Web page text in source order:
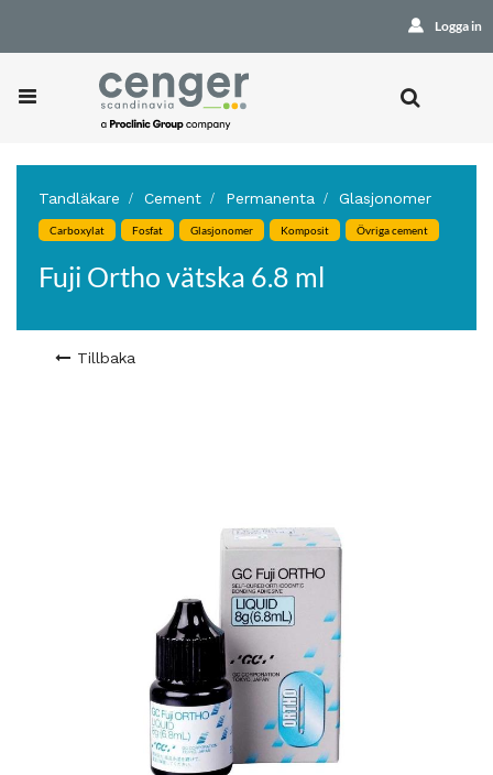
Logga in
Tandläkare Cement Permanenta Glasjonomer
Carboxylat Fosfat Glasjonomer Komposit Övriga cement
Fuji Ortho vätska 6.8 ml
Tillbaka